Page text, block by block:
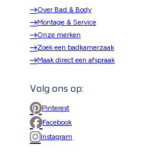
Over Bad & Body
Montage & Service
Onze merken
Zoek een badkamerzaak
Maak direct een afspraak
Volg ons op:
Pinterest
Facebook
Instagram